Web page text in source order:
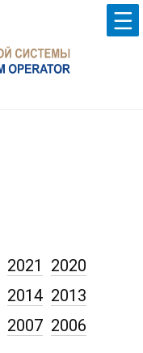
2021
2020
2014 2013
2007 2006